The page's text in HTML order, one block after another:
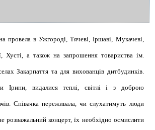
провела в Ужгороді, Тячеві, Іршаві, Мукачеві,
Хусті, а також на запрошення товариства ім.
Закарпаття та для вихованців дитбудинків.
Ірини, видалися теплі, світлі і з доброю
Співачка переживала, чи слухатимуть люди
розважальний концерт, їх необхідно осмислити